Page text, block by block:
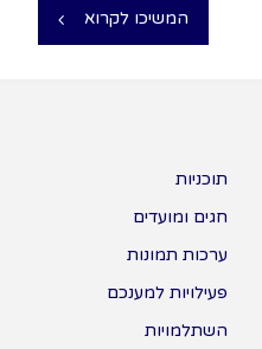
המשיכו לקרוא
תוכניות
חגים ומועדים
ערכות תמונות
פעילויות למענכם
השתלמויות